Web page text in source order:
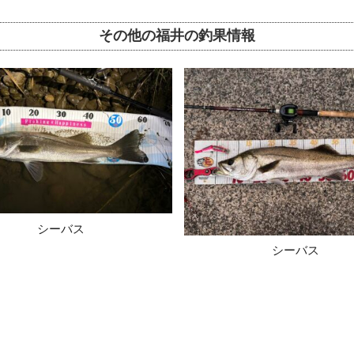
その他の福井の釣果情報
シーバス
シーバス